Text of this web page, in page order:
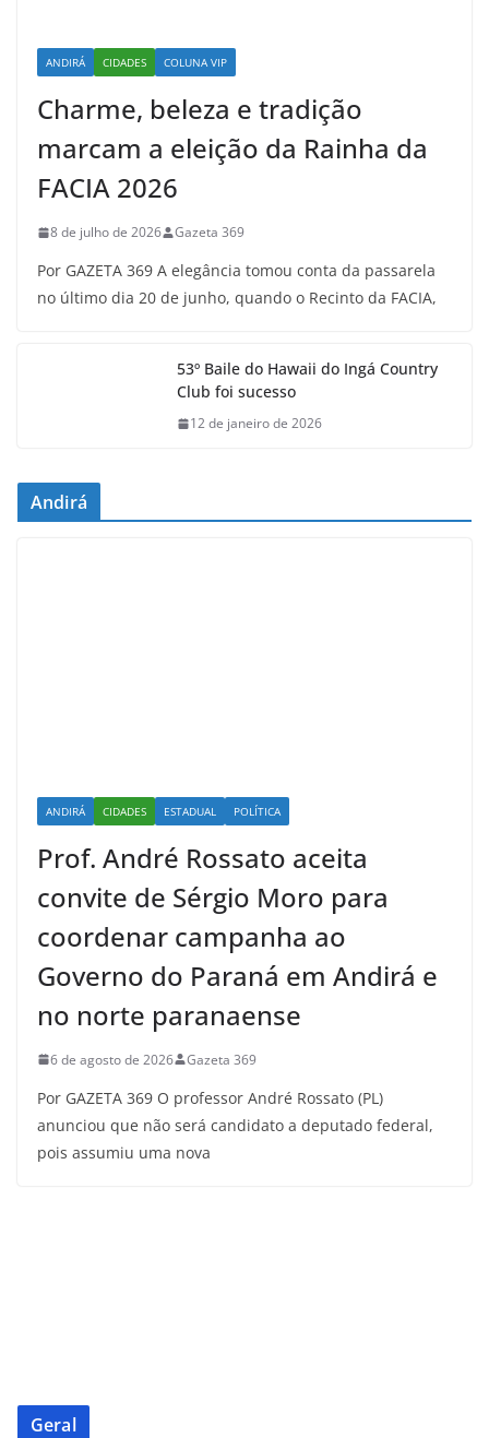
ANDIRÁ CIDADES COLUNA VIP
Charme, beleza e tradição
marcam a eleição da Rainha da
FACIA 2026
8 de julho de 2026 Gazeta 369
Por GAZETA 369 A elegância tomou conta da passarela
no último dia 20 de junho, quando o Recinto da FACIA,
53º Baile do Hawaii do Ingá Country
Club foi sucesso
12 de janeiro de 2026
Andirá
ANDIRÁ CIDADES ESTADUAL POLÍTICA
Prof. André Rossato aceita
convite de Sérgio Moro para
coordenar campanha ao
Governo do Paraná em Andirá e
no norte paranaense
6 de agosto de 2026 Gazeta 369
Por GAZETA 369 O professor André Rossato (PL)
anunciou que não será candidato a deputado federal,
pois assumiu uma nova
Geral